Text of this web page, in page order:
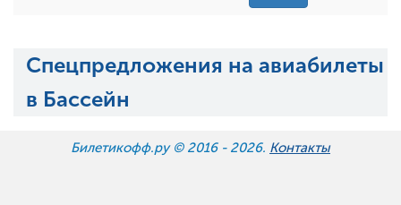
Спецпредложения на авиабилеты
в Бассейн
Билетикофф.ру © 2016 - 2026. Контакты